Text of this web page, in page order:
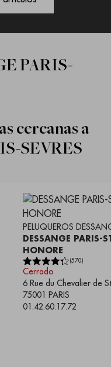
PARIS-
cercanas a
SEVRES
PELUQUEROS
DESSANGE PARIS-
HONORE
(570)
Cerrado
6 Rue du Chevalier de
75001
PARIS
01.42.60.17.72